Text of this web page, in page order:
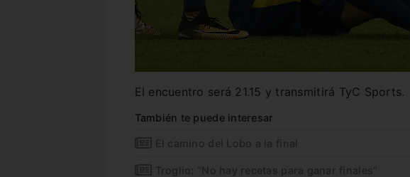
El encuentro será 21.15 y transmitirá TyC Sports.
También te puede interesar
El camino del Lobo a la final
Troglio: “No hay recetas para ganar finales”